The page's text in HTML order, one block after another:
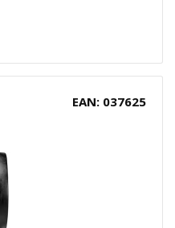
EAN: 037625